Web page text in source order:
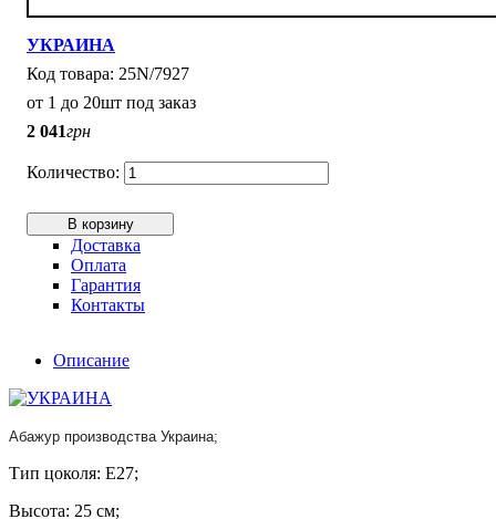
УКРАИНА
25N/7927
от 1 до 20шт под заказ
2 041грн
В корзину
Доставка
Оплата
Гарантия
Контакты
Описание
Абажур производства Украина;
Тип цоколя: E27;
Высота: 25 см;